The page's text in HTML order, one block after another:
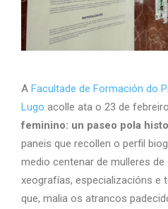
A Facultade de Formación do
Lugo acolle ata o 23 de
feminino: un paseo pola
paneis que recollen o perfil
medio centenar de mulleres
xeografías, especializacións e
que, malia os atrancos